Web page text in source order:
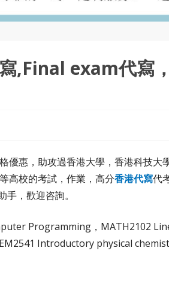
,Final exam代寫，
優惠，助攻過香港大學，香港科技大
高校的考試，作業，高分香港代寫代
手，歡迎咨詢。
Programming，MATH2102
Introductory physical